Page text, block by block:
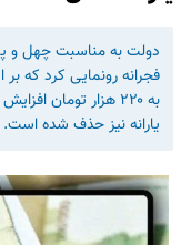
دولت به مناسبت چهل و
یارانه نیز حذف شده است.